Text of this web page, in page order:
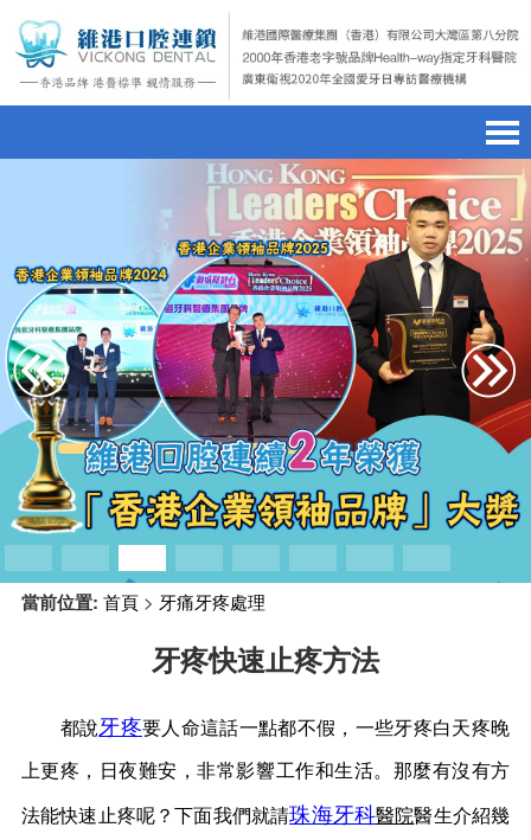
hospital introduction
醫生介紹doctor introduction
醫療新聞medical news
種植牙dental implant
箍牙
orthodontics
收費標準charge standard
預約牙醫contact us
WhatsApp預約
當前位置: 首頁> 牙痛牙疼處理
牙疼快速止疼方法
都說牙疼要人命這話一點都不假，一些牙疼白天疼晚
上更疼，日夜難安，非常影響工作和生活。那麼有沒有方
法能快速止疼呢？下面我們就請珠海牙科醫院醫生介紹幾